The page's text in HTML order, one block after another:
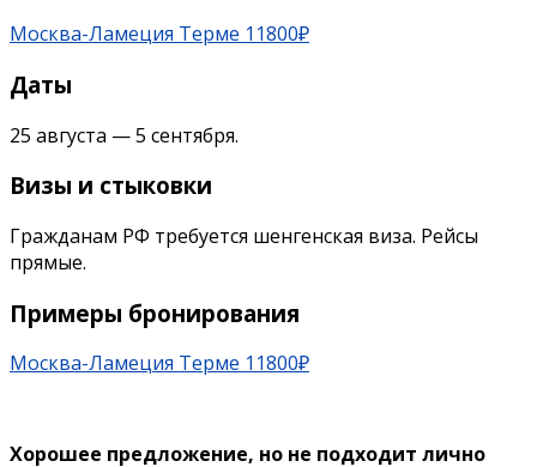
Москва-Ламеция Терме 11800₽
Даты
25 августа — 5 сентября.
Визы и стыковки
Гражданам РФ требуется шенгенская виза. Рейсы
прямые.
Примеры бронирования
Москва-Ламеция Терме 11800₽
Хорошее предложение, но не подходит лично